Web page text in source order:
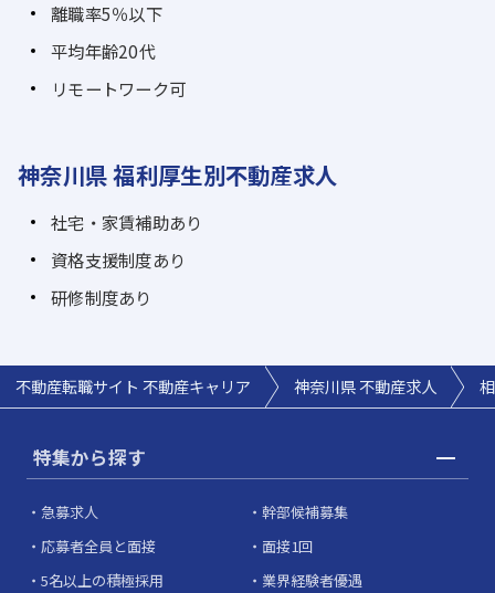
離職率5％以下
平均年齢20代
リモートワーク可
神奈川県 福利厚生別不動産求人
社宅・家賃補助あり
資格支援制度あり
研修制度あり
不動産転職サイト 不動産キャリア 神奈川県 不動産求人
特集から探す
急募求人
幹部候補募集
応募者全員と面接
面接1回
5名以上の積極採用
業界経験者優遇